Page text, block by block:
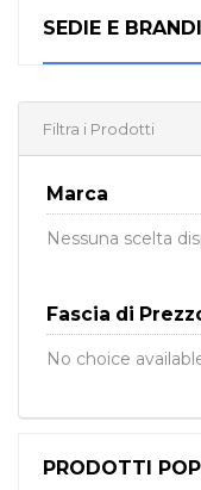
SEDIE E
Filtra i Prodotti
Marca
Nessuna scelta
Fascia di
No choice
PRODOTTI